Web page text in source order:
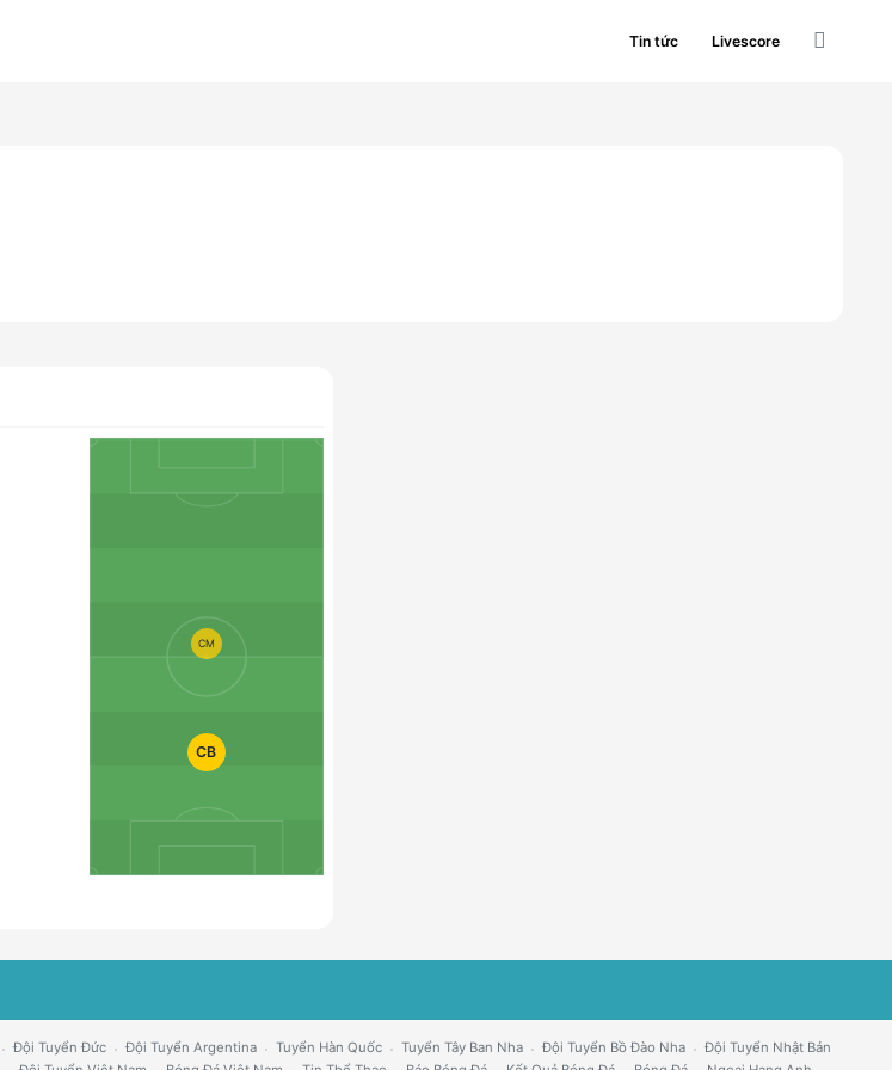
Tin tức Livescore
CB
CM
Đội Tuyển Đức Đội Tuyển Argentina Tuyển Hàn Quốc Tuyển Tây Ban Nha Đội Tuyển Bồ Đào Nha
Đội Tuyển Nhật Bản